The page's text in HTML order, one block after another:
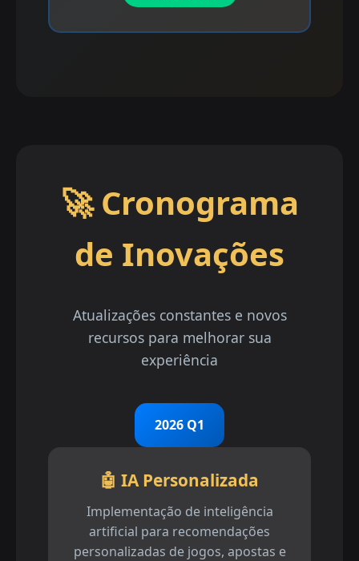
🚀 Cronograma
de Inovações
Atualizações constantes e novos
recursos para melhorar sua
experiência
2026 Q1
🤖 IA Personalizada
Implementação de inteligência
artificial para recomendações
personalizadas de jogos, apostas e